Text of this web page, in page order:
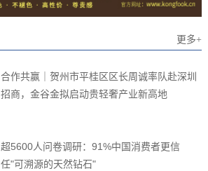
更多+
合作共赢｜贺州市平桂区区长周诚率队赴深圳
招商，金谷金拟启动贵轻奢产业新高地
超5600人问卷调研：91%中国消费者更信
任"可溯源的天然钻石"